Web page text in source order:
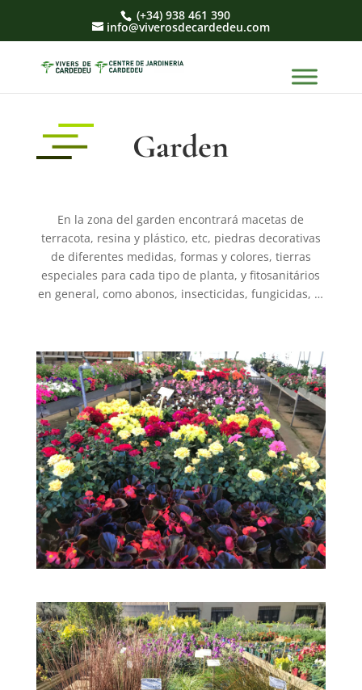
(+34) 938 461 390
info@viverosdecardedeu.com
Garden
En la zona del garden encontrará macetas de
terracota, resina y plástico, etc, piedras decorativas
de diferentes medidas, formas y colores, tierras
especiales para cada tipo de planta, y fitosanitários
en general, como abonos, insecticidas, fungicidas, …